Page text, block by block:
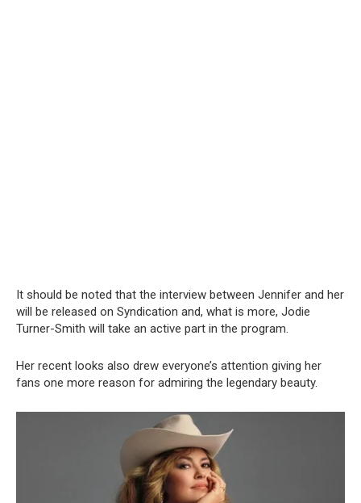
It should be noted that the interview between Jennifer and her
will be released on Syndication and, what is more, Jodie
Turner-Smith will take an active part in the program.
Her recent looks also drew everyone’s attention giving her
fans one more reason for admiring the legendary beauty.